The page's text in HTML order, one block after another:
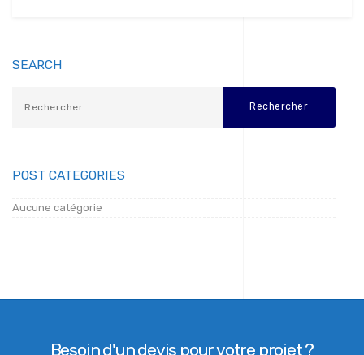
SEARCH
POST CATEGORIES
Aucune catégorie
Besoin d'un devis pour votre projet ?